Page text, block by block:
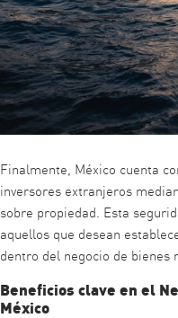
Finalmente, México cuenta
inversores extranjeros
sobre propiedad. Esta
aquellos que desean
dentro del negocio de bienes
Beneficios clave en el
México